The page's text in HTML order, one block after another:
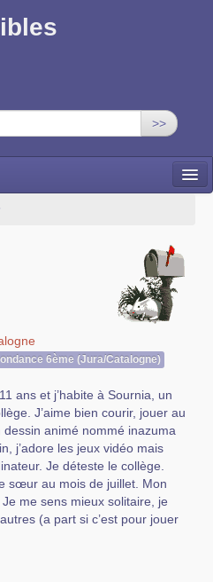
>>
6ème (Jura/Catalogne)
ans et j’habite à Sournia, un
J’aime bien courir, jouer au
animé nommé inazuma
j’adore les jeux vidéo mais
Je déteste le collège.
sœur au mois de juillet. Mon
me sens mieux solitaire, je
(a part si c’est pour jouer